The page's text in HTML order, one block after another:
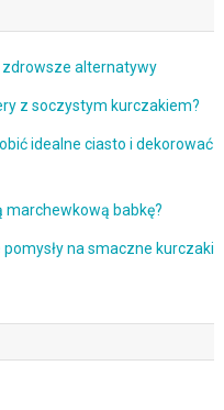
zdrowsze alternatywy
z soczystym kurczakiem?
idealne ciasto i dekorować
babkę?
na smaczne kurczaki